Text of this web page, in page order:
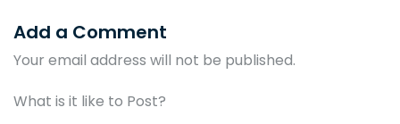
Add a Comment
Your email address will not be published.
What is it like to Post?